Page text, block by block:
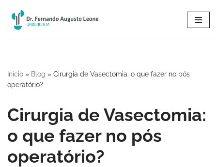
Pular
Início » Blog » Cirurgia de Vasectomia: o que fazer no pós
operatório?
Cirurgia de Vasectomia:
o que fazer no pós
operatório?